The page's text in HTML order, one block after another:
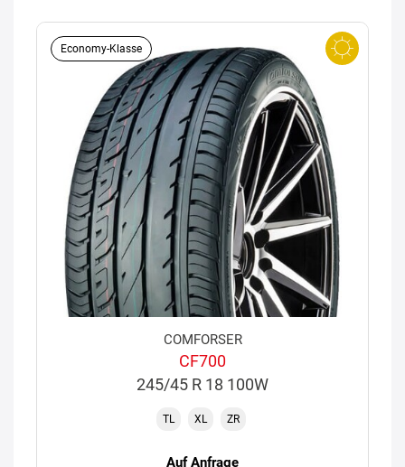
Economy-Klasse
COMFORSER
CF700
245/45 R 18 100W
TL XL ZR
Auf Anfrage